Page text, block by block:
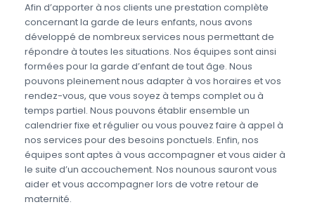
Afin d’apporter à nos clients une prestation complète
concernant la garde de leurs enfants, nous avons
développé de nombreux services nous permettant de
répondre à toutes les situations. Nos équipes sont ainsi
formées pour la garde d’enfant de tout âge. Nous
pouvons pleinement nous adapter à vos horaires et vos
rendez-vous, que vous soyez à temps complet ou à
temps partiel. Nous pouvons établir ensemble un
calendrier fixe et régulier ou vous pouvez faire à appel à
nos services pour des besoins ponctuels. Enfin, nos
équipes sont aptes à vous accompagner et vous aider à
le suite d’un accouchement. Nos nounous sauront vous
aider et vous accompagner lors de votre retour de
maternité.